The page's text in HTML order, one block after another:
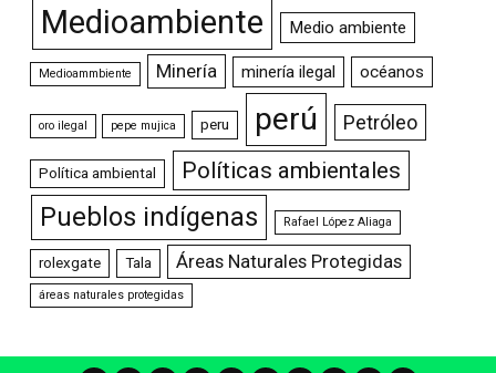
Medioambiente Medio ambiente
Medioammbiente Minería minería ilegal océanos
oro ilegal pepe mujica peru perú Petróleo
Política ambiental Políticas ambientales
Pueblos indígenas Rafael López Aliaga
rolexgate Tala Áreas Naturales Protegidas
áreas naturales protegidas